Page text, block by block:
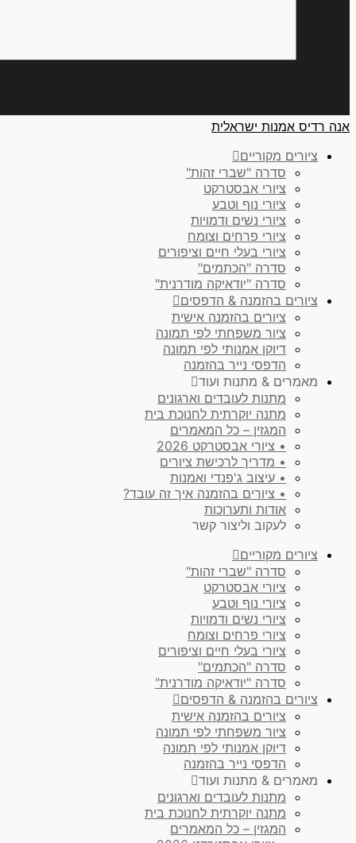
אנה רדיס אמנות ישראלית
ציורים מקוריים
סדרה "שברי זהות"
ציורי אבסטרקט
ציורי נוף וטבע
ציורי נשים ודמויות
ציורי פרחים וצומח
ציורי בעלי חיים וציפורים
סדרה "הכתמים"
סדרה "יודאיקה מודרנית"
ציורים בהזמנה & הדפסים
ציורים בהזמנה אישית
ציור משפחתי לפי תמונה
דיוקן אמנותי לפי תמונה
הדפסי נייר בהזמנה
מאמרים & מתנות ועוד
מתנות לעובדים וארגונים
מתנה יוקרתית לחנוכת בית
המגזין – כל המאמרים
• ציורי אבסטרקט 2026
• מדריך לרכישת ציורים
• עיצוב ג'פנדי ואמנות
• ציורים בהזמנה איך זה עובד?
אודות ותערוכות
לעקוב וליצור קשר
ציורים מקוריים
סדרה "שברי זהות"
ציורי אבסטרקט
ציורי נוף וטבע
ציורי נשים ודמויות
ציורי פרחים וצומח
ציורי בעלי חיים וציפורים
סדרה "הכתמים"
סדרה "יודאיקה מודרנית"
ציורים בהזמנה & הדפסים
ציורים בהזמנה אישית
ציור משפחתי לפי תמונה
דיוקן אמנותי לפי תמונה
הדפסי נייר בהזמנה
מאמרים & מתנות ועוד
מתנות לעובדים וארגונים
מתנה יוקרתית לחנוכת בית
המגזין – כל המאמרים